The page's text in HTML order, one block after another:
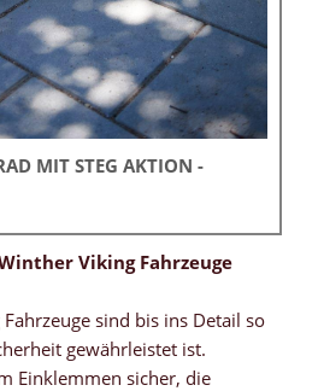
MIT STEG AKTION -
Viking Fahrzeuge
sind bis ins Detail so
gewährleistet ist.
Einklemmen sicher, die